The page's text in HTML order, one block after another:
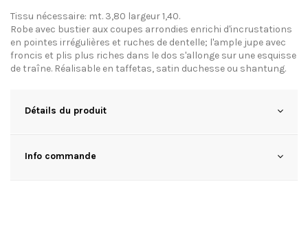
Tissu nécessaire: mt. 3,80 largeur 1,40.
Robe avec bustier aux coupes arrondies enrichi d'incrustations
en pointes irrégulières et ruches de dentelle; l'ample jupe avec
froncis et plis plus riches dans le dos s'allonge sur une esquisse
de traîne. Réalisable en taffetas, satin duchesse ou shantung.
Détails du produit
Info commande